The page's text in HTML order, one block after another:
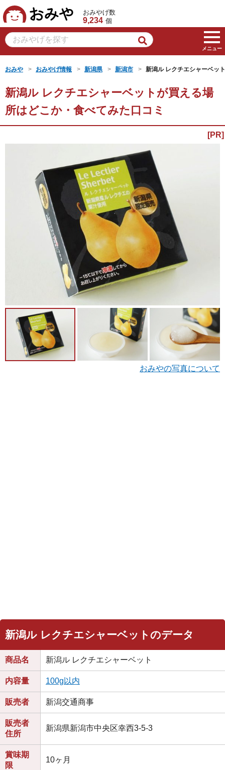
おみや
おみやげ数
9,234 個
メニュー
おみや おみやげ情報 新潟県 新潟市 新潟ル レクチエシャーベット
新潟ル レクチエシャーベットが買える場
所はどこか・食べてみた口コミ
おみやの写真について
新潟ル レクチエシャーベットのデータ
商品名 新潟ル レクチエシャーベット
内容量 100g以内
販売者 新潟交通商事
販売者
住所
新潟県新潟市中央区幸西3-5-3
賞味期
限
10ヶ月